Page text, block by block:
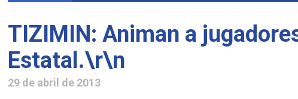
TIZIMIN: Animan a
Estatal.\r\n
29 de abril de 2013